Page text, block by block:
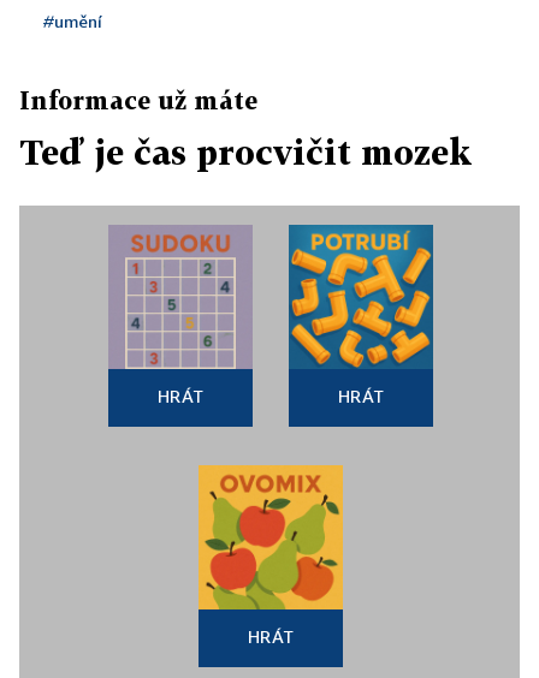
#umění
Informace už máte
Teď je čas procvičit mozek
HRÁT HRÁT
HRÁT